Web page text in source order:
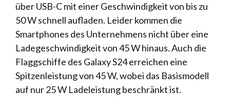
über USB-C mit einer Geschwindigkeit von bis zu
50 W schnell aufladen. Leider kommen die
Smartphones des Unternehmens nicht über eine
Ladegeschwindigkeit von 45 W hinaus. Auch die
Flaggschiffe des Galaxy S24 erreichen eine
Spitzenleistung von 45 W, wobei das Basismodell
auf nur 25 W Ladeleistung beschränkt ist.